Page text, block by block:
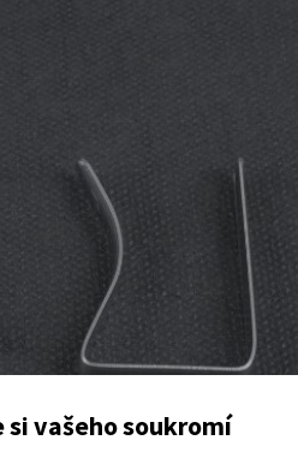
si vašeho soukromí